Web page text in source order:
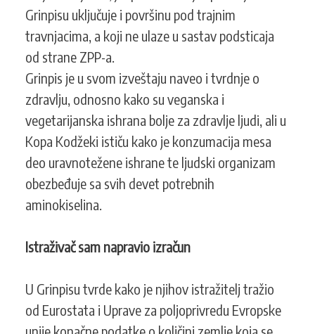
Grinpisu uključuje i površinu pod trajnim
travnjacima, a koji ne ulaze u sastav podsticaja
od strane ZPP-a.
Grinpis je u svom izveštaju naveo i tvrdnje o
zdravlju, odnosno kako su veganska i
vegetarijanska ishrana bolje za zdravlje ljudi, ali u
Kopa Kodžeki ističu kako je konzumacija mesa
deo uravnotežene ishrane te ljudski organizam
obezbeđuje sa svih devet potrebnih
aminokiselina.
Istraživač sam napravio izračun
U Grinpisu tvrde kako je njihov istražitelj tražio
od Eurostata i Uprave za poljoprivredu Evropske